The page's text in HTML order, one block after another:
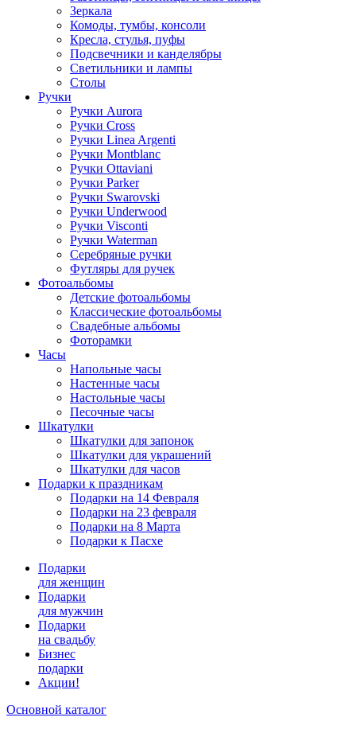
Зеркала
Комоды, тумбы, консоли
Кресла, стулья, пуфы
Подсвечники и канделябры
Светильники и лампы
Столы
Ручки
Ручки Aurora
Ручки Cross
Ручки Linea Argenti
Ручки Montblanc
Ручки Ottaviani
Ручки Parker
Ручки Swarovski
Ручки Underwood
Ручки Visconti
Ручки Waterman
Серебряные ручки
Футляры для ручек
Фотоальбомы
Детские фотоальбомы
Классические фотоальбомы
Свадебные альбомы
Фоторамки
Часы
Напольные часы
Настенные часы
Настольные часы
Песочные часы
Шкатулки
Шкатулки для запонок
Шкатулки для украшений
Шкатулки для часов
Подарки к праздникам
Подарки на 14 Февраля
Подарки на 23 февраля
Подарки на 8 Марта
Подарки к Пасхе
Подарки
для женщин
Подарки
для мужчин
Подарки
на свадьбу
Бизнес
подарки
Акции!
Основной каталог